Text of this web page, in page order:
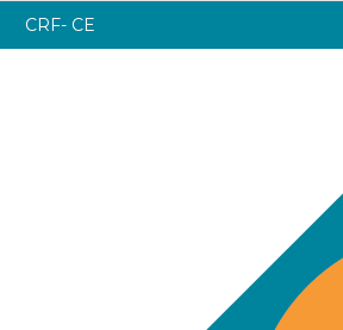
CRF- CE